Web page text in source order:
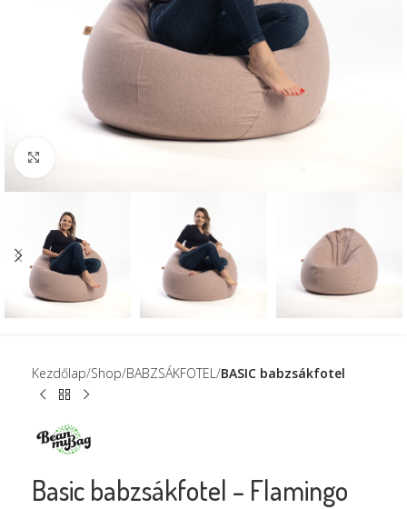
Kezdőlap Shop BABZSÁKFOTEL BASIC babzsákfotel
Basic babzsákfotel – Flamingo